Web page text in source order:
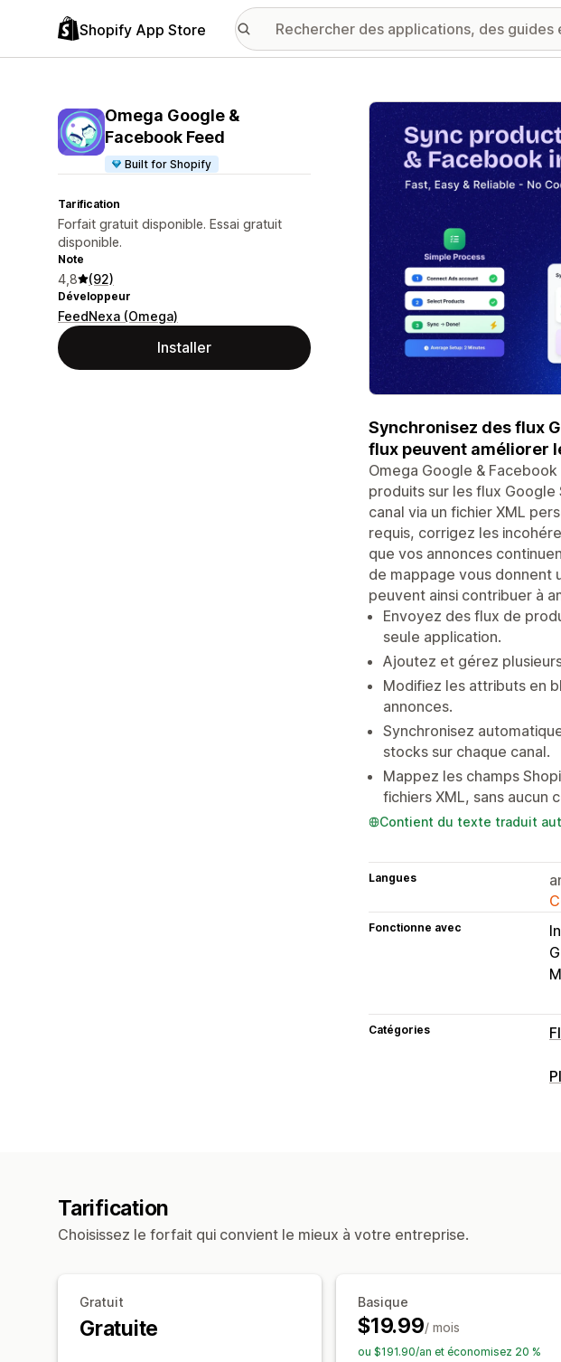
Shopify App Store
Omega Google &
Facebook Feed
Built for Shopify
Tarification
Forfait gratuit disponible. Essai gratuit
disponible.
Note
4,8 (92)
Développeur
FeedNexa (Omega)
Installer
Galerie d’images vedette
Synchronisez des flux
flux peuvent améliorer
Omega Google &
produits sur les flux
canal via un fichier XML
requis, corrigez les
que vos annonces
de mappage vous donnent
peuvent ainsi contribuer à
Envoyez des flux de
seule application.
Ajoutez et gérez
Modifiez les attributs en
annonces.
Synchronisez
stocks sur chaque canal.
Mappez les champs
fichiers XML, sans aucun
Contient du texte traduit
Langues
Fonctionne avec
Catégories
Tarification
Choisissez le forfait qui convient le mieux à votre entreprise.
Gratuit
Gratuite
Basique
$19.99/ mois
ou $191.90/an et économisez 20 %